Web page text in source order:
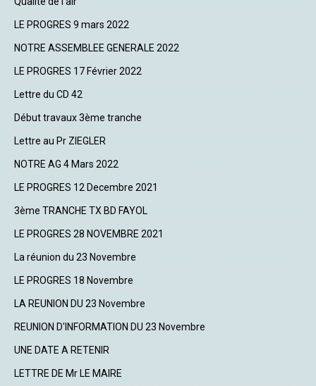
LE PROGRES 9 mars 2022
NOTRE ASSEMBLEE GENERALE 2022
LE PROGRES 17 Février 2022
Lettre du CD 42
Début travaux 3ème tranche
Lettre au Pr ZIEGLER
NOTRE AG 4 Mars 2022
LE PROGRES 12 Decembre 2021
3ème TRANCHE TX BD FAYOL
LE PROGRES 28 NOVEMBRE 2021
La réunion du 23 Novembre
LE PROGRES 18 Novembre
LA REUNION DU 23 Novembre
REUNION D'INFORMATION DU 23 Novembre
UNE DATE A RETENIR
LETTRE DE Mr LE MAIRE